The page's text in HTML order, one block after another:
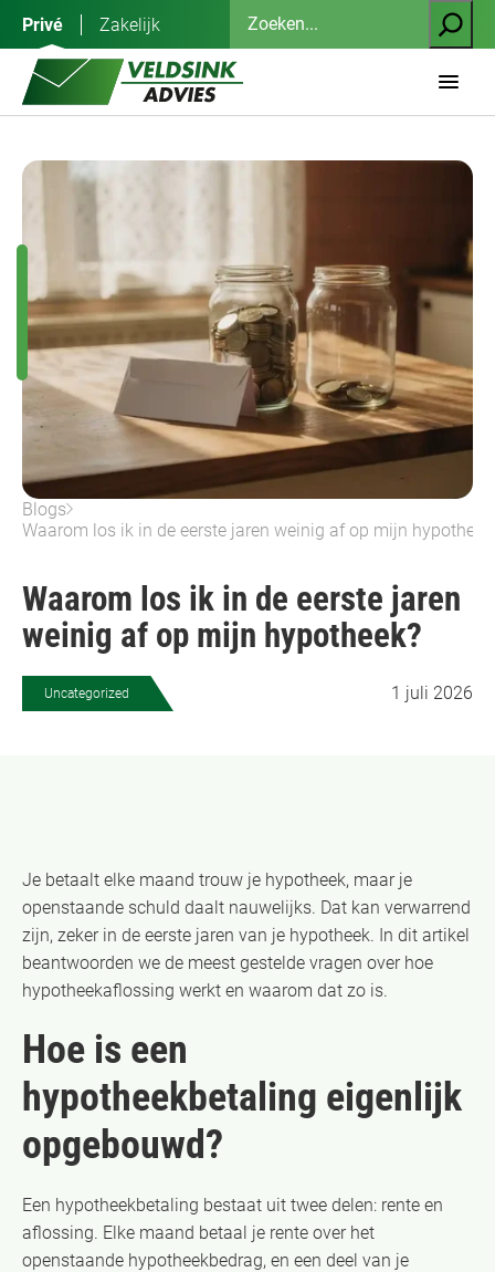
inhoud
Privé Zakelijk
Zoeken
Blogs
Waarom los ik in de eerste jaren weinig af op mijn
Waarom los ik in de eerste jaren
weinig af op mijn hypotheek?
Uncategorized 1 juli 2026
Je betaalt elke maand trouw je hypotheek, maar je
openstaande schuld daalt nauwelijks. Dat kan verwarrend
zijn, zeker in de eerste jaren van je hypotheek. In dit artikel
beantwoorden we de meest gestelde vragen over hoe
hypotheekaflossing werkt en waarom dat zo is.
Hoe is een
hypotheekbetaling eigenlijk
opgebouwd?
Een hypotheekbetaling bestaat uit twee delen: rente en
aflossing. Elke maand betaal je rente over het
openstaande hypotheekbedrag, en een deel van je